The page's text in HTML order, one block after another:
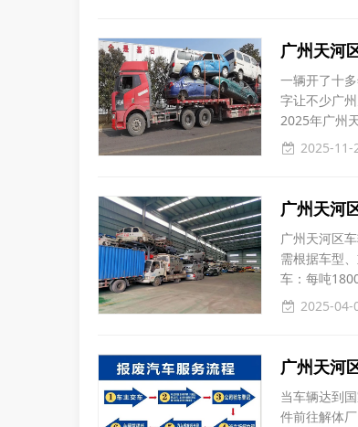
广州天河
一辆开了十
字让不少广
2025年广州
主，跑货运
2025-11-
广州天河
广州天河区
需根据车型
车‌：每吨
车‌：每吨
2025-04-
广州天河
当车辆达到
件前往解体